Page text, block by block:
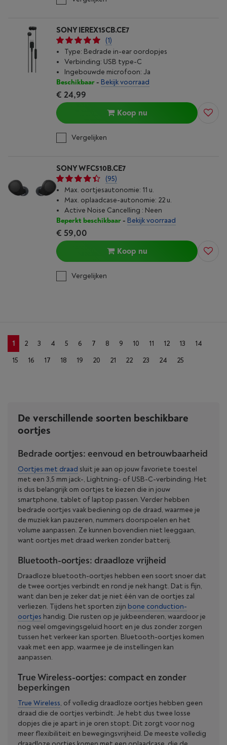
SONY IEREX15CB.CE7
(1)
Type: Bedrade in-ear oordopjes
Verbinding: USB type-C
Ingebouwde microfoon: Ja
Beschikbaar- Bekijk voorraad
€ 24,99
Koop nu
Vergelijken
SONY WFC510B.CE7
(95)
Max. oortjesautonomie: 11 u.
Max. oplaad­case-autonomie: 22 u.
Active Noise Cancelling : Neen
Beperkt beschikbaar- Bekijk voorraad
€ 59,00
Koop nu
Vergelijken
1 2 3 4 5 6 7 8 9 10 11 12 13
14
15
16 17 18 19 20 21 22 23 24 25
De verschillende soorten beschikbare
oortjes
Bedrade oortjes: eenvoud en betrouwbaarheid
Oortjes met draad sluit je aan op jouw favoriete toestel
met een 3,5 mm jack-, Lightning- of USB-C-verbinding. Het
is dus belangrijk om oortjes te kiezen die in jouw
smartphone, tablet of laptop passen. Verder hebben
bedrade oortjes vaak bediening op de draad, waarmee je
de muziek kan pauzeren, nummers doorspoelen en het
volume aanpassen. Ze kunnen bovendien niet leeggaan,
want oortjes met draad werken zonder batterij.
Bluetooth-oortjes: draadloze vrijheid
Draadloze bluetooth-oortjes hebben een soort snoer dat
de twee oortjes verbindt en rond je nek hangt. Dat is fijn,
want dan ben je zeker dat je niet één van de oortjes zal
verliezen. Tijdens het sporten zijn bone conduction-
oortjes handig. Die rusten op je jukbeenderen, waardoor je
nog veel omgevingsgeluid hoort en je dus zonder zorgen
tussen het verkeer kan sporten. Bluetooth-oortjes komen
vaak met een app, waarmee je de instellingen kan
aanpassen.
True Wireless-oortjes: compact en zonder
beperkingen
True Wireless, of volledig draadloze oortjes hebben geen
draad die de oortjes verbindt. Je hebt dus twee losse
dopjes die je apart in je oren stopt. Dit zorgt voor nog
meer flexibiliteit en bewegingsvrijheid. De meeste volledig